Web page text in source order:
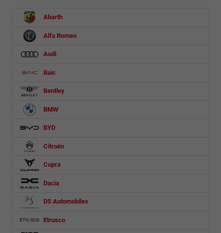
Abarth
Alfa Romeo
Audi
Baic
Bentley
BMW
BYD
Citroën
Cupra
Dacia
DS Automobiles
Etrusco